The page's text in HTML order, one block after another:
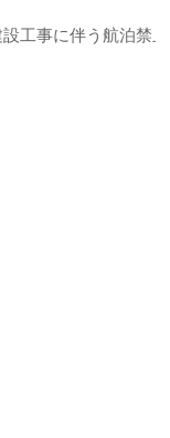
工事に伴う航泊禁止